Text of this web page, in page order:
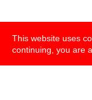
This website uses
continuing, you are